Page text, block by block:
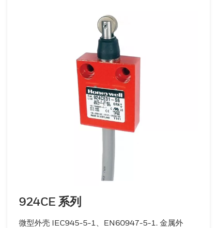
924CE 系列
微型外壳 IEC945-5-1、EN60947-5-1. 金属外